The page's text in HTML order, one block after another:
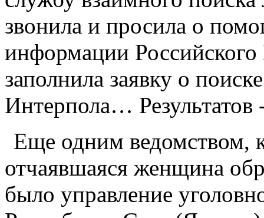
звонила и просила о
информации Российского
заполнила заявку о
Интерпола… Результатов
Еще одним ведомством,
отчаявшаяся женщина
было управление